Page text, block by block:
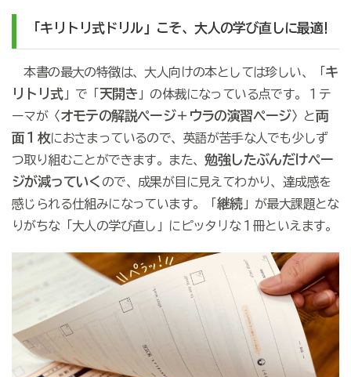
「キリトリ式ドリル」こそ、大人の学び直しに最適!
本書の最大の特徴は、大人向けの本としては珍しい、「キ
リトリ式」で「天開き 」の体裁になっている点です。１テ
ーマが〈オモテの解説ページ＋ウラの演習ページ〉と両
面１枚におさまっているので、英語が苦手な人でも少しず
つ取り組むことができます。また、勉強したぶんだけペー
ジが減っていく ので、成果が目に見えてわかり、達成感を
感じられる仕組みになっています。「継続」が最大課題とな
りがちな「大人の学び直し」にピッタリな１冊といえます。